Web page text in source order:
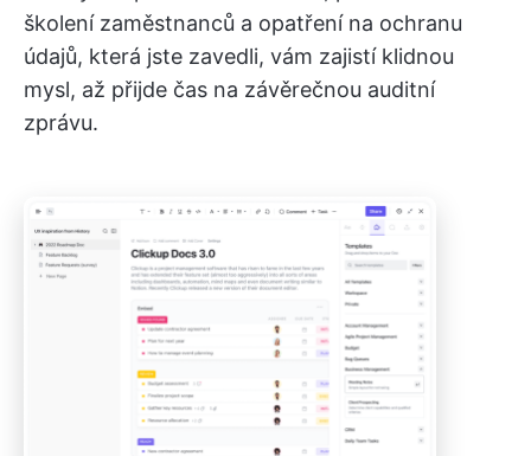
školení zaměstnanců a opatření na ochranu
údajů, která jste zavedli, vám zajistí klidnou
mysl, až přijde čas na závěrečnou auditní
zprávu.